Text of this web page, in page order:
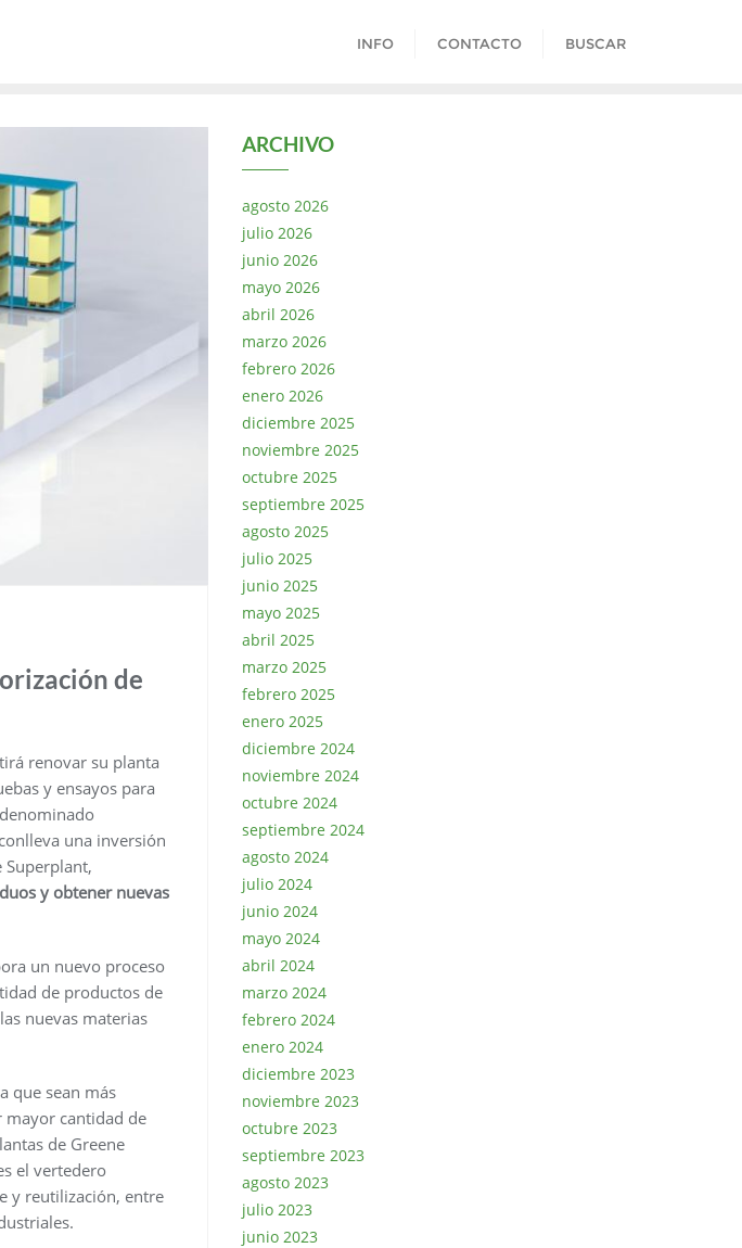
INFO CONTACTO BUSCAR
de
renovar su planta
y ensayos para
una inversión
Superplant,
y obtener nuevas
un nuevo proceso
de productos de
nuevas materias
que sean más
mayor cantidad de
de Greene
el vertedero
y reutilización, entre
ARCHIVO
agosto 2026
julio 2026
junio 2026
mayo 2026
abril 2026
marzo 2026
febrero 2026
enero 2026
diciembre 2025
noviembre 2025
octubre 2025
septiembre 2025
agosto 2025
julio 2025
junio 2025
mayo 2025
abril 2025
marzo 2025
febrero 2025
enero 2025
diciembre 2024
noviembre 2024
octubre 2024
septiembre 2024
agosto 2024
julio 2024
junio 2024
mayo 2024
abril 2024
marzo 2024
febrero 2024
enero 2024
diciembre 2023
noviembre 2023
octubre 2023
septiembre 2023
agosto 2023
julio 2023
junio 2023